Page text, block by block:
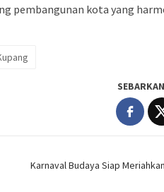
pembangunan kota yang
SEBARKAN
Karnaval Budaya Siap